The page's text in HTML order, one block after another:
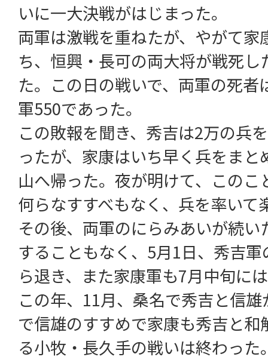
いに一大決戦がはじまった。
両軍は激戦を重ねたが、やがて家
ち、恒興・長可の両大将が戦死
た。この日の戦いで、両軍の死
軍550であった。
この敗報を聞き、秀吉は2万の兵
ったが、家康はいち早く兵をま
山へ帰った。夜が明けて、この
何らなすすべもなく、兵を率いて
その後、両軍のにらみあいが続
することもなく、5月1日、秀吉
ら退き、また家康軍も7月中旬に
この年、11月、桑名で秀吉と信
で信雄のすすめで家康も秀吉と
る小牧・長久手の戦いは終わった